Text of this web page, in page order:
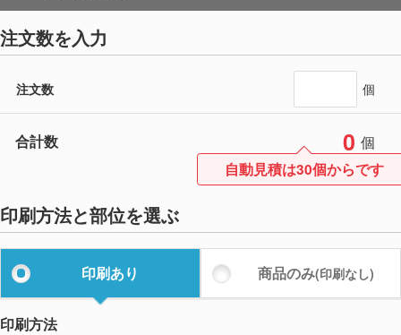
注文数を入力
注文数 個
合計数 0 個
自動見積は30個からです
印刷方法と部位を選ぶ
印刷あり 商品のみ(印刷なし)
印刷方法